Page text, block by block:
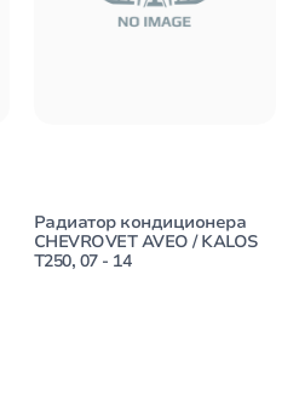
Радиатор кондиционера
CHEVROVET AVEO / KALOS
T250, 07 - 14